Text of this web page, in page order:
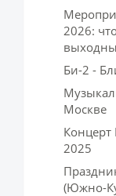
2026:
Би-2 -
Москве
Концерт
2025
(Южно-